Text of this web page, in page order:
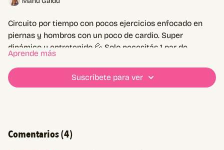
Circuito por tiempo con pocos ejercicios enfocado en
piernas y hombros con un poco de cardio. Super
dinámico y entretenido 💦 Solo necesitás 1 par de
mancuernas. Comentá cómo lo sentiste!
Aprende más
Suscríbete para ver
Comentarios (4)